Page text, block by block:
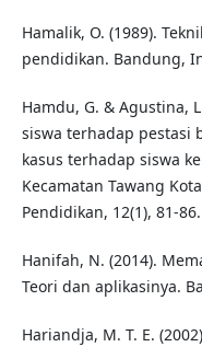
Hamalik, O. (1989).
pendidikan. Bandung,
Hamdu, G. & Agustina,
siswa terhadap pestasi
kasus terhadap siswa
Kecamatan Tawang
Pendidikan, 12(1), 81-86.
Hanifah, N. (2014).
Teori dan aplikasinya.
Hariandja, M. T. E.